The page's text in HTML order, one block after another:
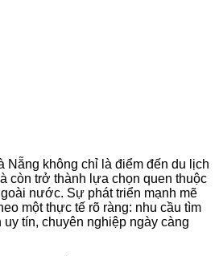
Nẵng không chỉ là điểm đến du lịch
còn trở thành lựa chọn quen thuộc
nước. Sự phát triển mạnh mẽ
một thực tế rõ ràng: nhu cầu tìm
uy tín, chuyên nghiệp ngày càng